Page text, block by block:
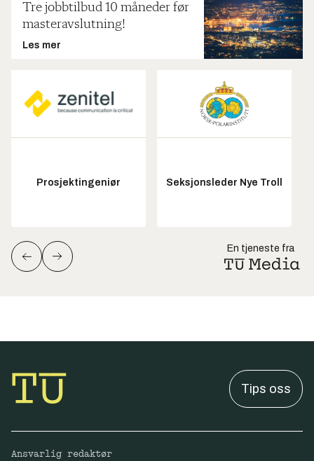
Tre jobbtilbud 10 måneder før
masteravslutning!
Les mer
Prosjektingeniør Seksjonsleder Nye Troll
En tjeneste fra
Tips oss
Ansvarlig redaktør